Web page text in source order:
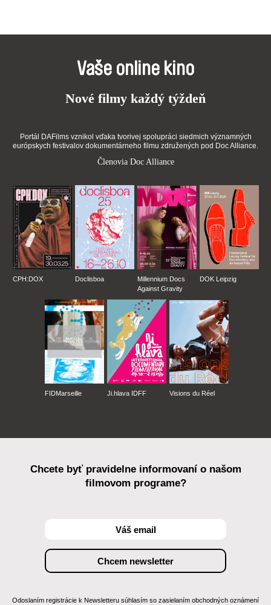
Vaše online kino
Nové filmy každý týždeň
Portál DAFilms vznikol vďaka tvorivej spolupráci siedmich významných
európskych festivalov dokumentárneho filmu združených pod Doc Alliance.
Členovia Doc Alliance
CPH:DOX Doclisboa
Millennium Docs
Against Gravity
DOK Leipzig
FIDMarseille Ji.hlava IDFF Visions du Réel
Chcete byť pravidelne informovaní o našom
filmovom programe?
Odoslaním registrácie k Newsletteru súhlasím so zasielaním obchodných oznámení